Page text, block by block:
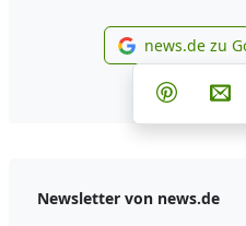
news.de zu
Teilen
Teilen
Newsletter von news.de